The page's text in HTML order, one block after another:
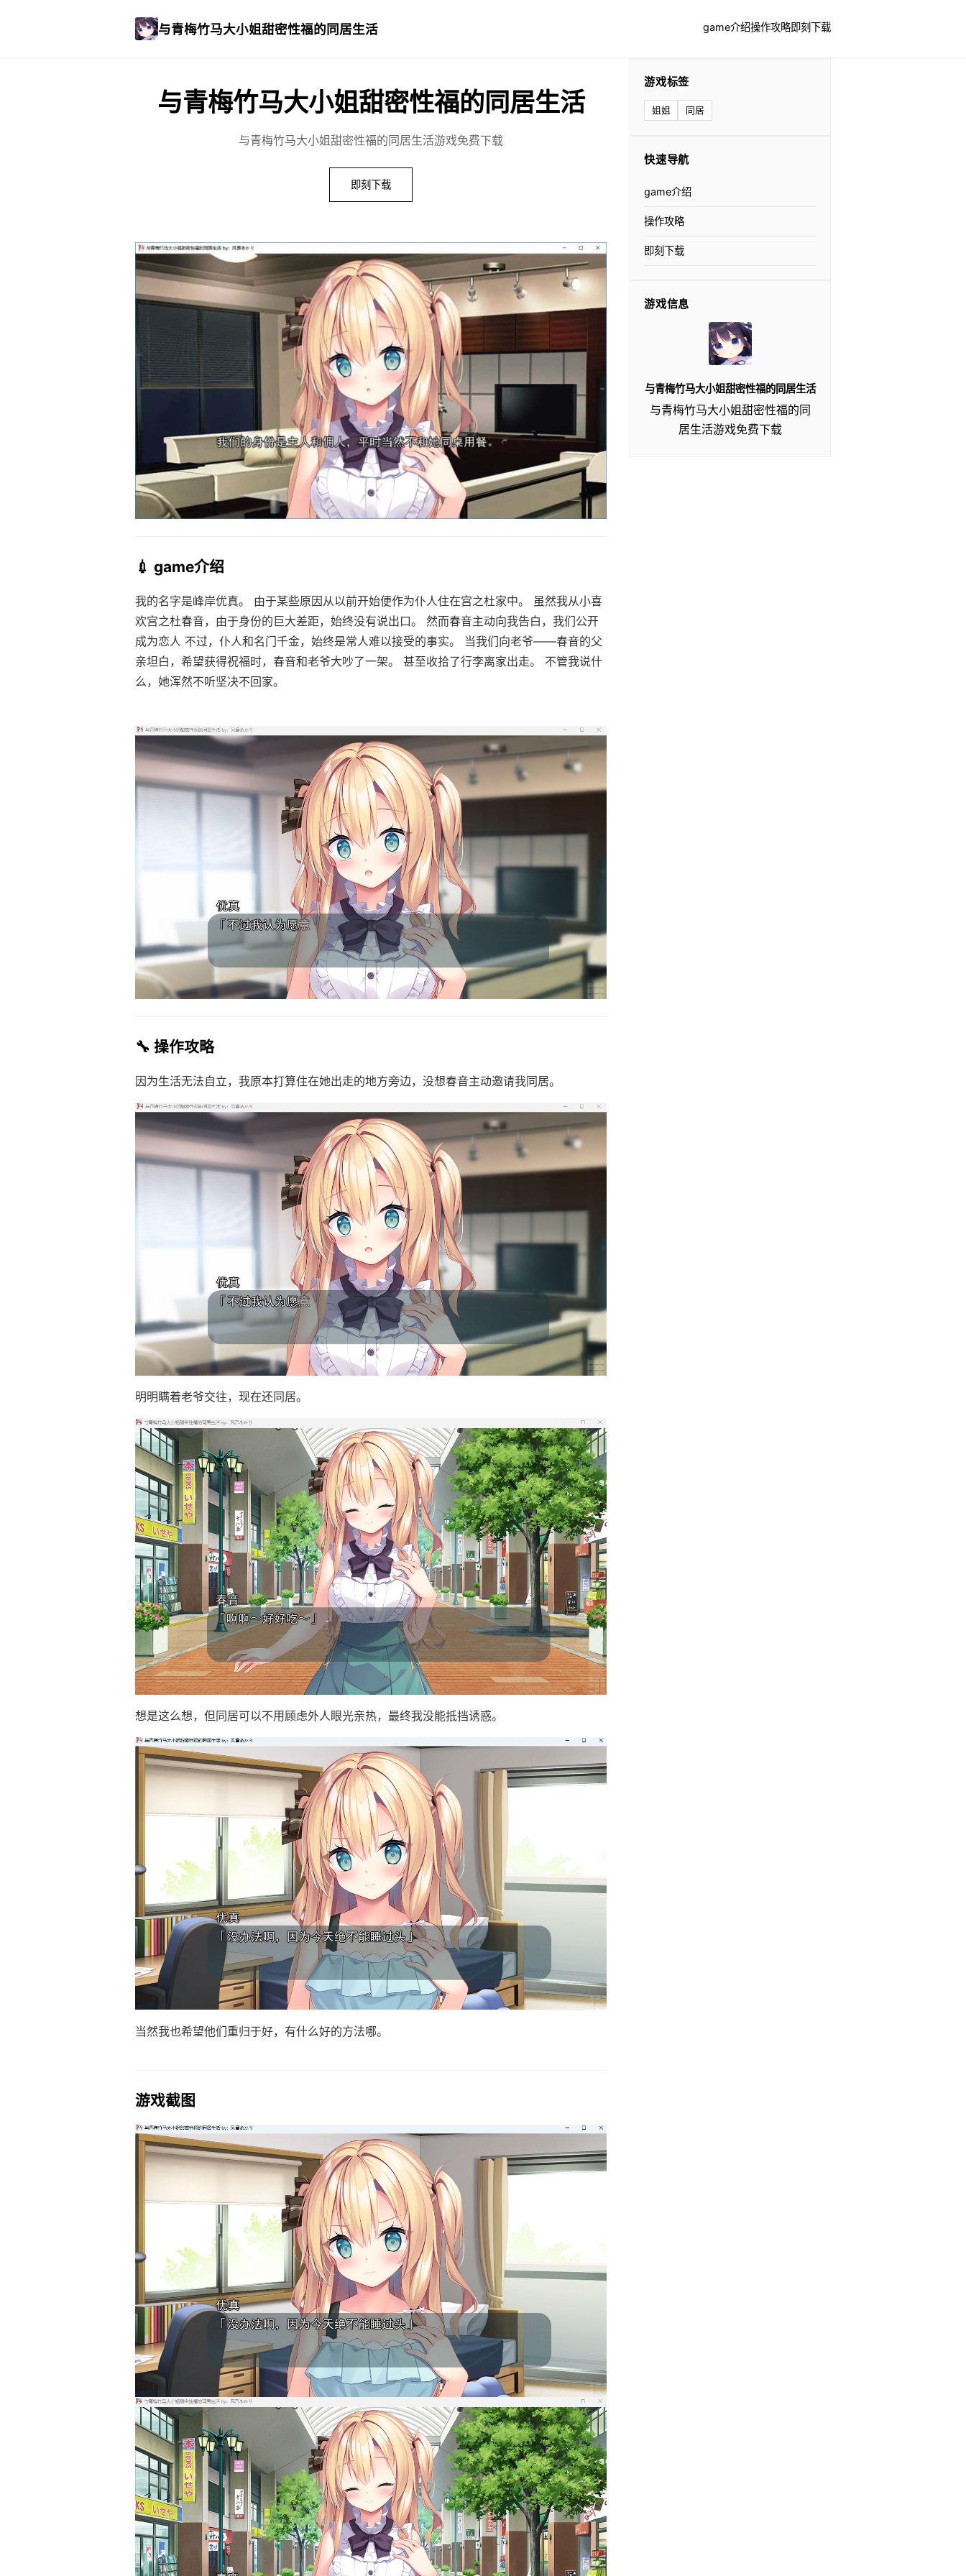
与青梅竹马大小姐甜密性福的同居生活 game介绍操作攻略即刻下载
与青梅竹马大小姐甜密性福的同居生活
与青梅竹马大小姐甜密性福的同居生活游戏免费下载
即刻下载
💉 game介绍
我的名字是峰岸优真。 由于某些原因从以前开始便作为仆人住在宫之杜家中。 虽然我从小喜
欢宫之杜春音，由于身份的巨大差距，始终没有说出口。 然而春音主动向我告白，我们公开
成为恋人 不过，仆人和名门千金，始终是常人难以接受的事实。 当我们向老爷——春音的父
亲坦白，希望获得祝福时，春音和老爷大吵了一架。 甚至收拾了行李离家出走。 不管我说什
么，她浑然不听坚决不回家。
🔧 操作攻略
因为生活无法自立，我原本打算住在她出走的地方旁边，没想春音主动邀请我同居。
明明瞒着老爷交往，现在还同居。
想是这么想，但同居可以不用顾虑外人眼光亲热，最终我没能抵挡诱惑。
当然我也希望他们重归于好，有什么好的方法哪。
游戏截图
游戏标签
姐姐 同居
快速导航
game介绍
操作攻略
即刻下载
游戏信息
与青梅竹马大小姐甜密性福的同居生活
与青梅竹马大小姐甜密性福的同
居生活游戏免费下载